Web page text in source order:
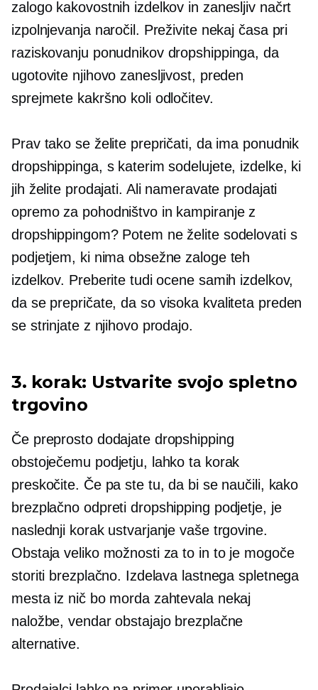
zalogo kakovostnih izdelkov in zanesljiv načrt
izpolnjevanja naročil. Preživite nekaj časa pri
raziskovanju ponudnikov dropshippinga, da
ugotovite njihovo zanesljivost, preden
sprejmete kakršno koli odločitev.
Prav tako se želite prepričati, da ima ponudnik
dropshippinga, s katerim sodelujete, izdelke, ki
jih želite prodajati. Ali nameravate prodajati
opremo za pohodništvo in kampiranje z
dropshippingom? Potem ne želite sodelovati s
podjetjem, ki nima obsežne zaloge teh
izdelkov. Preberite tudi ocene samih izdelkov,
da se prepričate, da so visoka kvaliteta preden
se strinjate z njihovo prodajo.
3. korak: Ustvarite svojo spletno
trgovino
Če preprosto dodajate dropshipping
obstoječemu podjetju, lahko ta korak
preskočite. Če pa ste tu, da bi se naučili, kako
brezplačno odpreti dropshipping podjetje, je
naslednji korak ustvarjanje vaše trgovine.
Obstaja veliko možnosti za to in to je mogoče
storiti brezplačno. Izdelava lastnega spletnega
mesta iz nič bo morda zahtevala nekaj
naložbe, vendar obstajajo brezplačne
alternative.